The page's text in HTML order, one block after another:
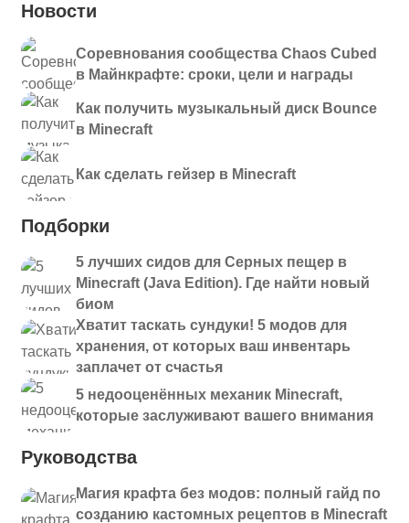
Новости
Соревнования сообщества Chaos Cubed
в Майнкрафте: сроки, цели и награды
Как получить музыкальный диск Bounce
в Minecraft
Как сделать гейзер в Minecraft
Подборки
5 лучших сидов для Серных пещер в
Minecraft (Java Edition). Где найти новый
биом
Хватит таскать сундуки! 5 модов для
хранения, от которых ваш инвентарь
заплачет от счастья
5 недооценённых механик Minecraft,
которые заслуживают вашего внимания
Руководства
Магия крафта без модов: полный гайд по
созданию кастомных рецептов в Minecraft